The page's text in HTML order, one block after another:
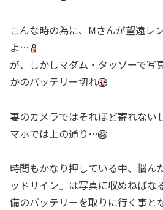
こんな時の為に、Mさんが望遠レ
よ…
が、しかしマダム・タッソーで写
かのバッテリー切れ
妻のカメラではそれほど寄れない
マホでは上の通り…
時間もかなり押している中、悩ん
ッドサイン』は写真に収めねばな
備のバッテリーを取りに行く事と